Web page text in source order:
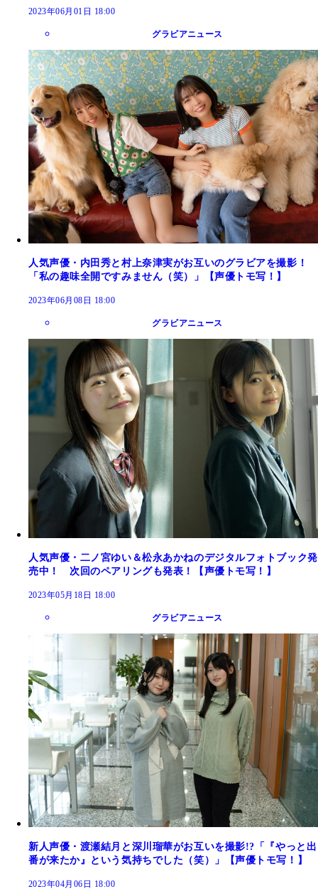
2023年06月01日 18:00
グラビアニュース
人気声優・内田秀と村上奈津実がお互いのグラビアを撮影！
「私の趣味全開ですみません（笑）」【声優トモ写！】
2023年06月08日 18:00
グラビアニュース
人気声優・二ノ宮ゆい＆松永あかねのデジタルフォトブック発
売中！ 次回のペアリングも発表！【声優トモ写！】
2023年05月18日 18:00
グラビアニュース
新人声優・渡瀬結月と深川瑠華がお互いを撮影!?「『やっと出
番が来たか』という気持ちでした（笑）」【声優トモ写！】
2023年04月06日 18:00